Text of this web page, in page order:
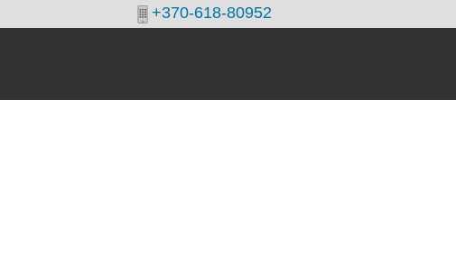
+370-618-80952